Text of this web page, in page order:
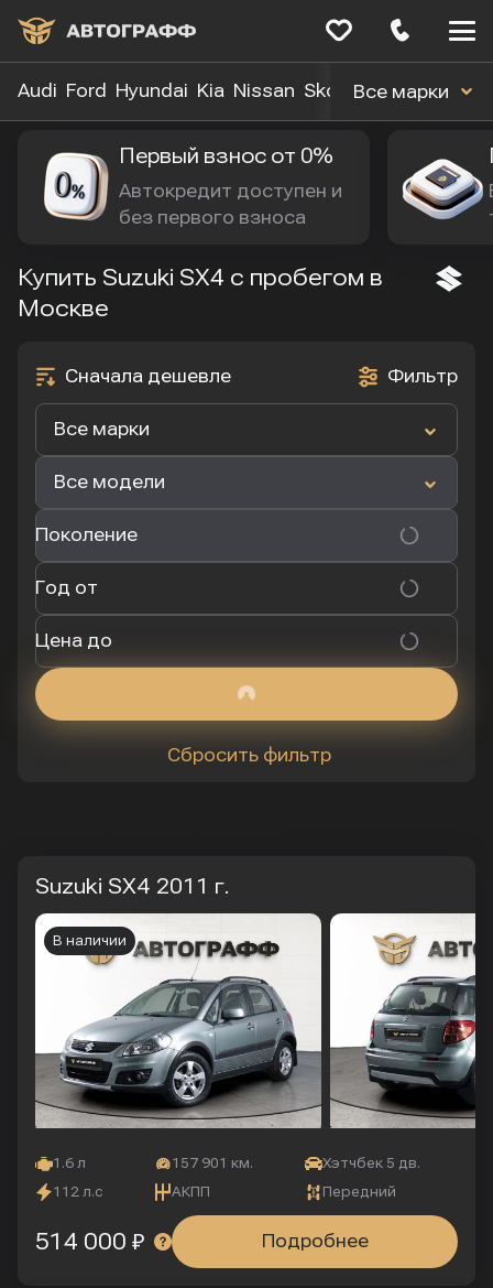
Audi Ford Hyundai Kia Nissan Skoda Toyota
Все марки
Первый взнос от 0%
Автокредит доступен и
без первого взноса
Купить Suzuki SX4 с пробегом в
Москве
Фильтр
Сначала дешевле
Все марки
Все модели
Поколение
Год от
Цена до
Сбросить фильтр
Suzuki SX4 2011 г.
1.6 л 157 901 км.
Хэтчбек 5 дв.
112 л.с
АКПП Передний
В наличии
Подробнее
514 000 ₽